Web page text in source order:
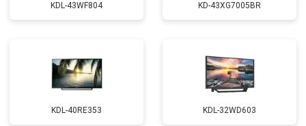
KDL-43WF804 KD-43XG7005BR
KDL-40RE353 KDL-32WD603